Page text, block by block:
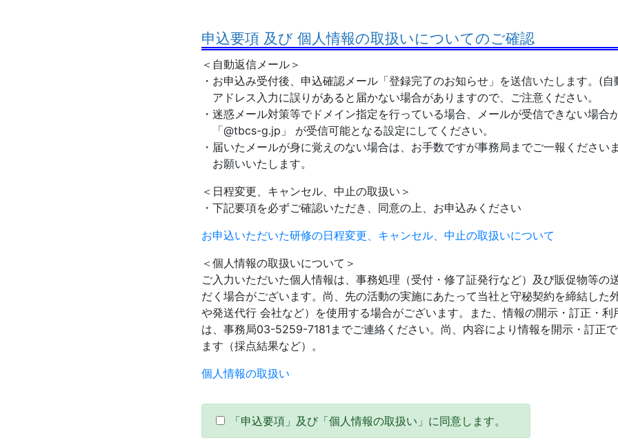
申込要項 及び 個人情報の取扱いについてのご確認
＜自動返信メール＞
・お申込み受付後、申込確認メール「登録完了のお知らせ」を送信いたします。(自
アドレス入力に誤りがあると届かない場合がありますので、ご注意ください。
・迷惑メール対策等でドメイン指定を行っている場合、メールが受信できない場合
「@tbcs-g.jp」 が受信可能となる設定にしてください。
・届いたメールが身に覚えのない場合は、お手数ですが事務局までご一報ください
お願いいたします。
＜日程変更、キャンセル、中止の取扱い＞
・下記要項を必ずご確認いただき、同意の上、お申込みください
お申込いただいた研修の日程変更、キャンセル、中止の取扱いについて
＜個人情報の取扱いについて＞
ご入力いただいた個人情報は、事務処理（受付・修了証発行など）及び販促物等の
だく場合がございます。尚、先の活動の実施にあたって当社と守秘契約を締結した
や発送代行 会社など）を使用する場合がございます。また、情報の開示・訂正・利
は、事務局03-5259-7181までご連絡ください。尚、内容により情報を開示・訂正
ます（採点結果など）。
個人情報の取扱い
「申込要項」及び「個人情報の取扱い」に同意します。